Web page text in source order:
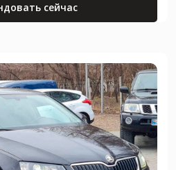
сейчас